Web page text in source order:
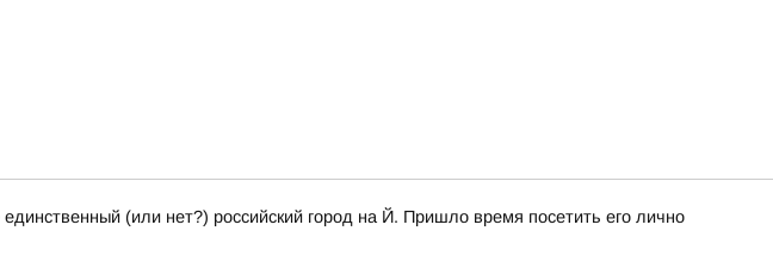
(или нет?) российский город на Й. Пришло время посетить его лично